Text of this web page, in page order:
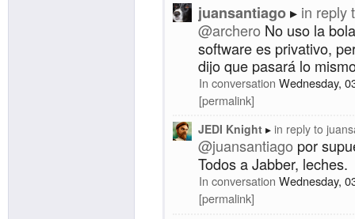
juansantiago
in reply
@archero No uso la
software es privativo,
dijo que pasará lo
In conversation Wednesday,
permalink
JEDI Knight in reply to
@juansantiago por
Todos a Jabber, leches.
In conversation Wednesday,
permalink